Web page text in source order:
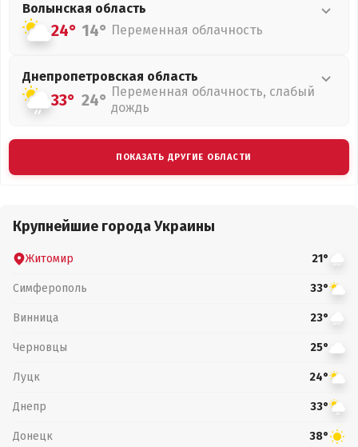
Волынская область
24° 14° Переменная облачность
Днепропетровская область
33° 24° Переменная облачность, слабый
дождь
ПОКАЗАТЬ ДРУГИЕ ОБЛАСТИ
Крупнейшие города Украины
Житомир 21°
Симферополь 33°
Винница 23°
Черновцы 25°
Луцк 24°
Днепр 33°
Донецк 38°